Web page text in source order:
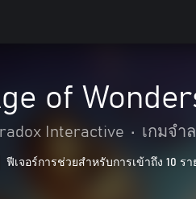
of
Interactive • เกมจำ
ฟีเจอร์การช่วยสำหรับการเข้าถึง 10 รา